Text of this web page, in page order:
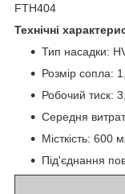
FTH404
Технічні
Тип насадки:
Розмір сопла:
Робочий тиск:
Середня
Місткість: 600
Під'єднання